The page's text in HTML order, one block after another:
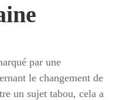
par une
le changement de
un sujet tabou, cela a